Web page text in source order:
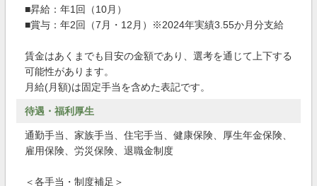
■昇給：年1回（10月）
■賞与：年2回（7月・12月）※2024年実績3.55か月分支給
賃金はあくまでも目安の金額であり、選考を通じて上下する
可能性があります。
月給(月額)は固定手当を含めた表記です。
待遇・福利厚生
通勤手当、家族手当、住宅手当、健康保険、厚生年金保険、
雇用保険、労災保険、退職金制度
＜各手当・制度補足＞